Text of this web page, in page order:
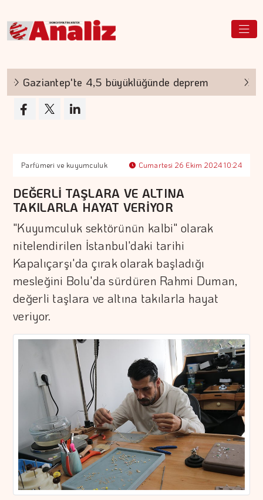
Gaziantep'te 4,5 büyüklüğünde deprem
Parfümeri ve kuyumculuk Cumartesi 26 Ekim 2024 10:24
DEĞERLİ TAŞLARA VE ALTINA
TAKILARLA HAYAT VERİYOR
"Kuyumculuk sektörünün kalbi" olarak
nitelendirilen İstanbul'daki tarihi
Kapalıçarşı'da çırak olarak başladığı
mesleğini Bolu'da sürdüren Rahmi Duman,
değerli taşlara ve altına takılarla hayat
veriyor.